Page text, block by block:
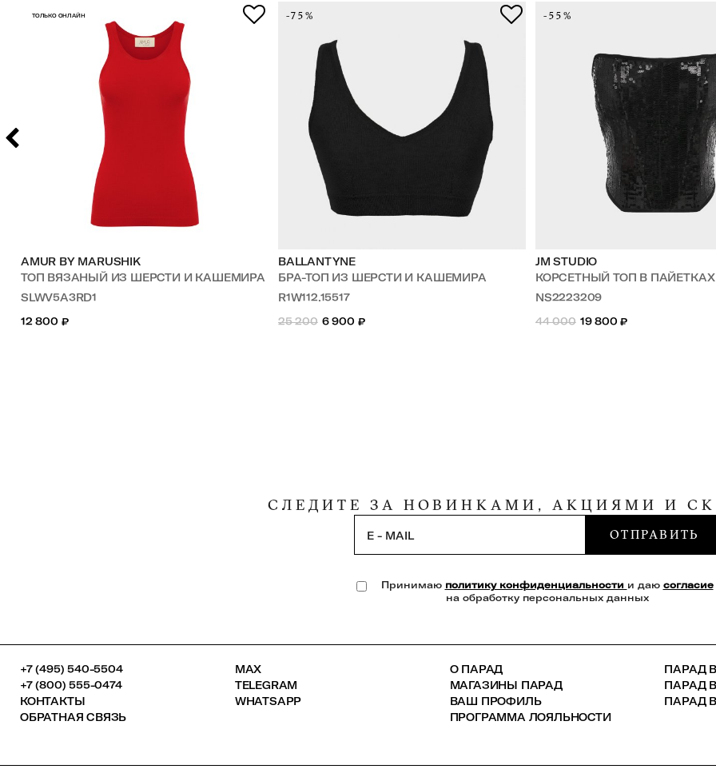
ТОЛЬКО ОНЛАЙН
AMUR BY MARUSHIK
ТОП ВЯЗАНЫЙ ИЗ ШЕРСТИ И КАШЕМИРА
SLWV5A3RD1
12 800 ₽
-75%
BALLANTYNE
БРА-ТОП ИЗ ШЕРСТИ И КАШЕМИРА
R1W112.15517
25 200
6 900 ₽
-55%
JM STUDIO
КОРСЕТНЫЙ ТОП В ПАЙЕТКАХ
NS2223209
44 000
19 800 ₽
СЛЕДИТЕ ЗА НОВИНКАМИ, АКЦИЯМИ И
E - MAIL ОТПРАВИТЬ
Принимаю политику конфиденциальности и даю согласие
на обработку персональных данных
+7 (495) 540-5504
+7 (800) 555-0474
КОНТАКТЫ
ОБРАТНАЯ СВЯЗЬ
MAX
TELEGRAM
WHATSAPP
О ПАРАД
МАГАЗИНЫ ПАРАД
ВАШ ПРОФИЛЬ
ПРОГРАММА ЛОЯЛЬНОСТИ
ПАРАД
ПАРАД В
ПАРАД В